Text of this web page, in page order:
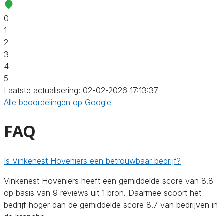
0
1
2
3
4
5
Laatste actualisering: 02-02-2026 17:13:37
Alle beoordelingen op Google
FAQ
Is Vinkenest Hoveniers een betrouwbaar bedrijf?
Vinkenest Hoveniers heeft een gemiddelde score van 8.8
op basis van 9 reviews uit 1 bron. Daarmee scoort het
bedrijf hoger dan de gemiddelde score 8.7 van bedrijven in